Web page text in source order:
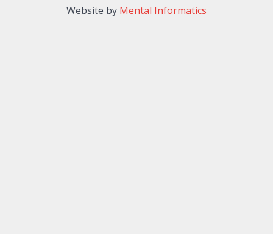
Website by Mental Informatics